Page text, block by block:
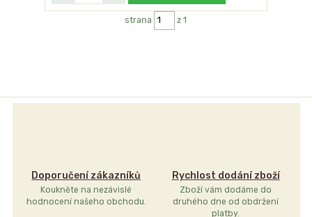
strana z 1
Doporučení zákazníků
Koukněte na nezávislé
hodnocení našeho obchodu.
Rychlost dodání zboží
Zboží vám dodáme do
druhého dne od obdržení
platby.